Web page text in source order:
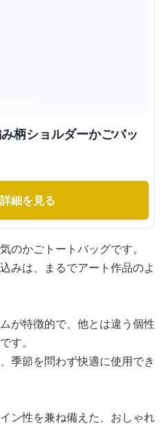
柄ショルダーかごバッ
細を見る
のかごトートバッグです。
みは、まるでアート作品のよ
が特徴的で、他とは違う個性
す。
季節を問わず快適に使用でき
ン性を兼ね備えた、おしゃれ